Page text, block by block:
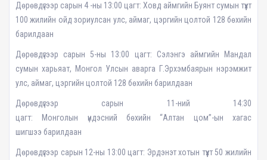
Дөрөвдүгээр сарын 4 -ны 13:00 цагт: Ховд аймгийн Буянт сумын түүхт
100 жилийн ойд зориулсан улс, аймаг, цэргийн цолтой 128 бөхийн
барилдаан
Дөрөвдүгээр сарын 5-ны 13:00 цагт: Сэлэнгэ аймгийн Мандал
сумын харьяат, Монгол Улсын аварга Г.Эрхэмбаярын нэрэмжит
улс, аймаг, цэргийн цолтой 128 бөхийн барилдаан
Дөрөвдүгээр сарын 11-ний 14:30
цагт: Монголын үндэсний бөхийн “Алтан цом”-ын хагас
шигшээ барилдаан
Дөрөвдүгээр сарын 12-ны 13:00 цагт: Эрдэнэт хотын түүхт 50 жилийн